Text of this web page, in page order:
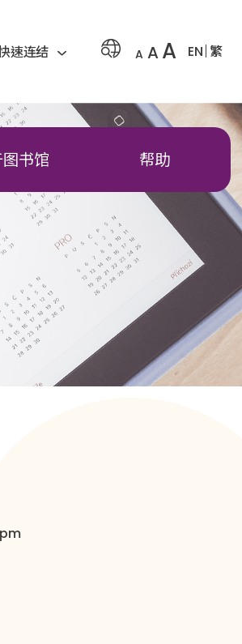
速连结 A A A EN 繁
书馆 帮助